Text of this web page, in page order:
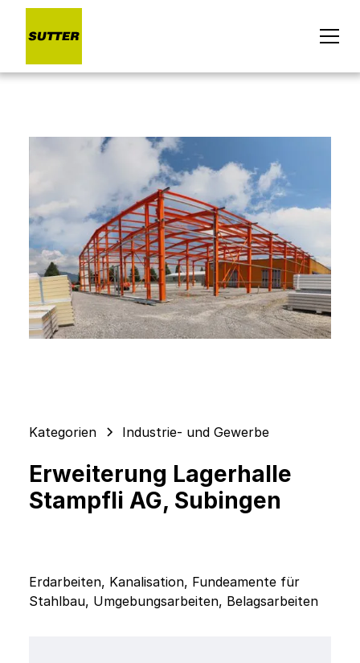
Kategorien Industrie- und Gewerbe
Erweiterung Lagerhalle
Stampfli AG, Subingen
Erdarbeiten, Kanalisation, Fundeamente für
Stahlbau, Umgebungsarbeiten, Belagsarbeiten